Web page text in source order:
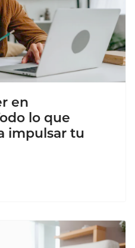
en
lo que
impulsar tu